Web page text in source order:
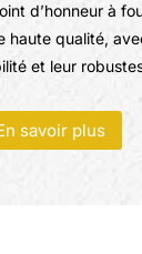
d’honneur à
haute qualité,
et leur
savoir plus